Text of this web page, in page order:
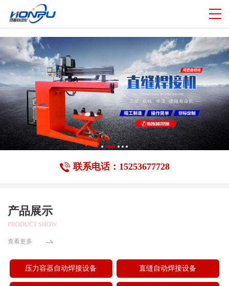
联系电话：15253677728
产品展示
PRODUCT SHOW
查看更多
压力容器自动焊接设备 直缝自动焊接设备